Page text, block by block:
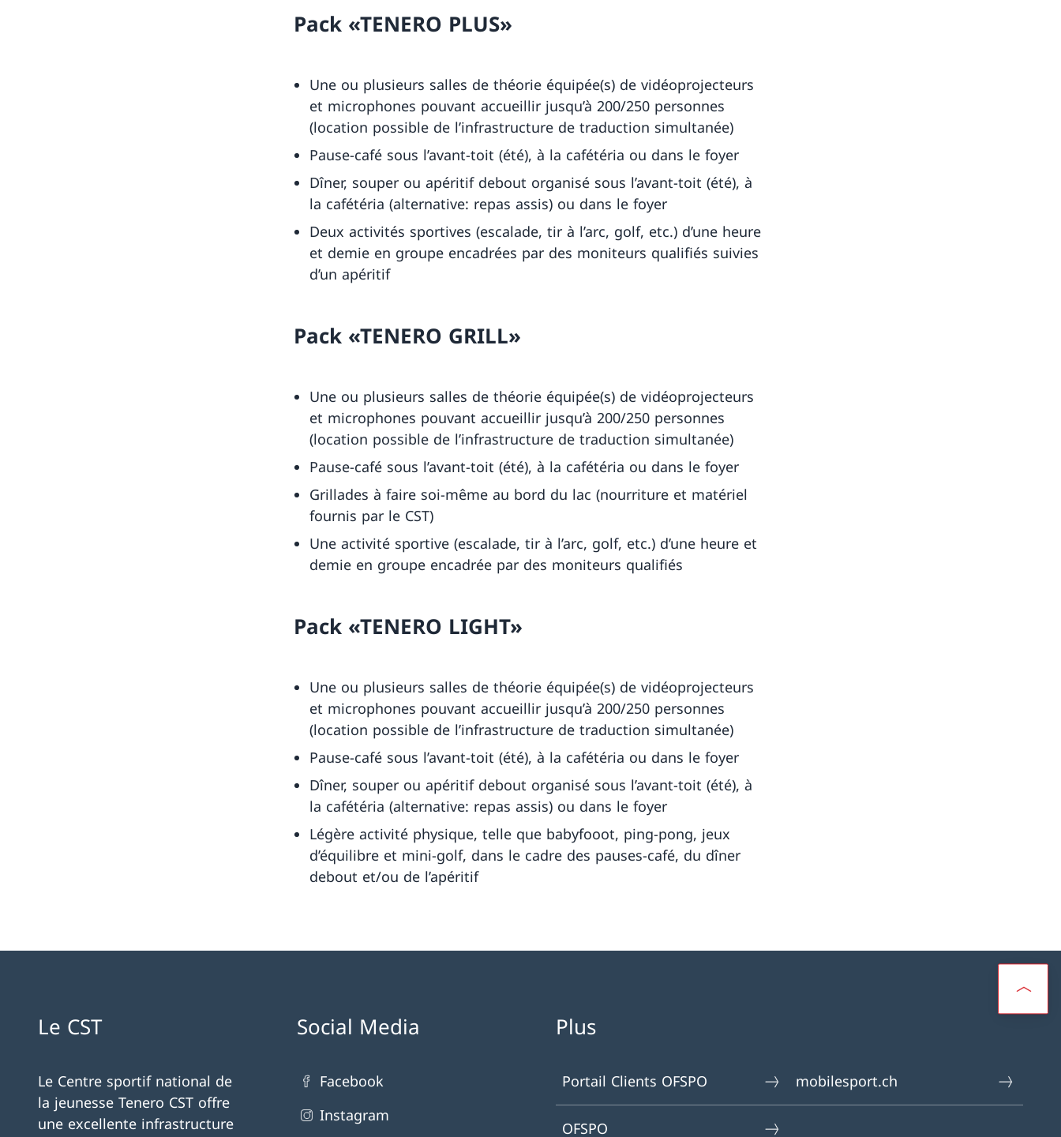
Pack «TENERO PLUS»
Une ou plusieurs salles de théorie équipée(s) de vidéoprojecteurs
et microphones pouvant accueillir jusqu’à 200/250 personnes
(location possible de l’infrastructure de traduction simultanée)
Pause-café sous l’avant-toit (été), à la cafétéria ou dans le foyer
Dîner, souper ou apéritif debout organisé sous l’avant-toit (été), à
la cafétéria (alternative: repas assis) ou dans le foyer
Deux activités sportives (escalade, tir à l’arc, golf, etc.) d’une heure
et demie en groupe encadrées par des moniteurs qualifiés suivies
d’un apéritif
Pack «TENERO GRILL»
Une ou plusieurs salles de théorie équipée(s) de vidéoprojecteurs
et microphones pouvant accueillir jusqu’à 200/250 personnes
(location possible de l’infrastructure de traduction simultanée)
Pause-café sous l’avant-toit (été), à la cafétéria ou dans le foyer
Grillades à faire soi-même au bord du lac (nourriture et matériel
fournis par le CST)
Une activité sportive (escalade, tir à l’arc, golf, etc.) d’une heure et
demie en groupe encadrée par des moniteurs qualifiés
Pack «TENERO LIGHT»
Une ou plusieurs salles de théorie équipée(s) de vidéoprojecteurs
et microphones pouvant accueillir jusqu’à 200/250 personnes
(location possible de l’infrastructure de traduction simultanée)
Pause-café sous l’avant-toit (été), à la cafétéria ou dans le foyer
Dîner, souper ou apéritif debout organisé sous l’avant-toit (été), à
la cafétéria (alternative: repas assis) ou dans le foyer
Légère activité physique, telle que babyfooot, ping-pong, jeux
d’équilibre et mini-golf, dans le cadre des pauses-café, du dîner
debout et/ou de l’apéritif
Le CST
Le Centre sportif national de
la jeunesse Tenero CST offre
une excellente infrastructure
Social Media
Facebook
Instagram
Plus
Portail Clients OFSPO
OFSPO
mobilesport.ch